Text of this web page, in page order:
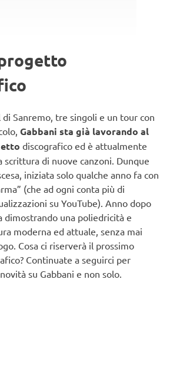
di Sanremo, tre singoli e un tour con
Gabbani sta già lavorando al
discografico ed è attualmente
scrittura di nuove canzoni. Dunque
iniziata solo qualche anno fa con
(che ad ogni conta più di
su YouTube). Anno dopo
dimostrando una poliedricità e
moderna ed attuale, senza mai
Cosa ci riserverà il prossimo
Continuate a seguirci per
su Gabbani e non solo.